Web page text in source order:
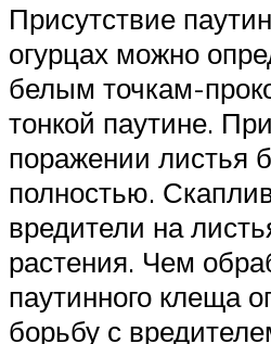
Присутствие
огурцах можно
белым точкам-
тонкой паутине.
поражении листья
полностью.
вредители на
растения. Чем
паутинного клеща
борьбу с